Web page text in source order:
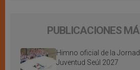
PUBLICACIONES
Himno oficial de la
Juventud Seúl 2027